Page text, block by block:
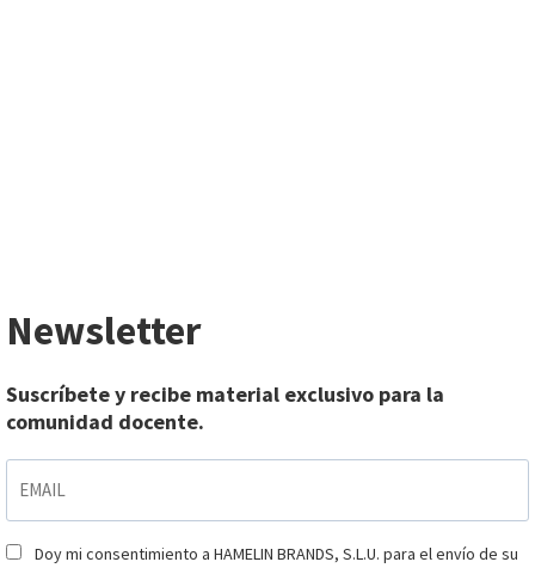
Newsletter
Suscríbete y recibe material exclusivo para la
comunidad docente.
Consentimiento*
Doy mi consentimiento a HAMELIN BRANDS, S.L.U. para el envío de su